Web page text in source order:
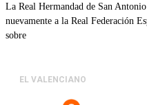
La Real Hermandad de San
nuevamente a la Real Federación
sobre
EL VALENCIANO